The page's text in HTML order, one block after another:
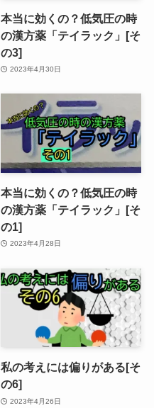
本当に効くの？低気圧の時
の漢方薬「テイラック」[そ
の3]
2023年4月30日
本当に効くの？低気圧の時
の漢方薬「テイラック」[そ
の1]
2023年4月28日
私の考えには偏りがある[そ
の6]
2023年4月26日